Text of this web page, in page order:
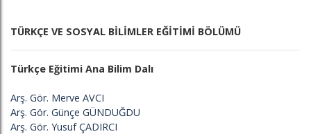
TÜRKÇE VE SOSYAL BİLİMLER EĞİTİMİ BÖLÜMÜ
Türkçe Eğitimi Ana Bilim Dalı
Arş. Gör. Merve AVCI
Arş. Gör. Günçe GÜNDUĞDU
Arş. Gör. Yusuf ÇADIRCI